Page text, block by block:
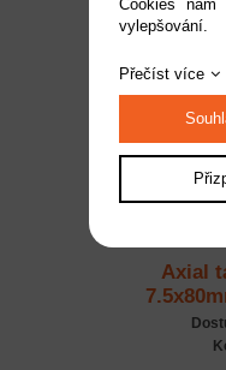
Axial
Cookies
vylepšování.
Přečíst více